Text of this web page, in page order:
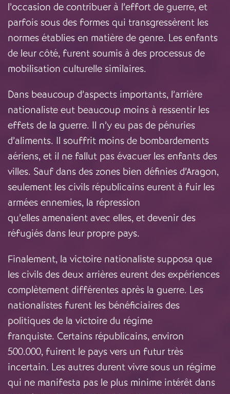
l’occasion de contribuer à l’effort de guerre, et
parfois sous des formes qui transgressèrent les
normes établies en matière de genre. Les enfants
de leur côté, furent soumis à des processus de
mobilisation culturelle similaires.
Dans beaucoup d’aspects importants, l’arrière
nationaliste eut beaucoup moins à ressentir les
effets de la guerre. Il n’y eu pas de pénuries
d’aliments. Il souffrit moins de bombardements
aériens, et il ne fallut pas évacuer les enfants des
villes. Sauf dans des zones bien définies d’Aragon,
seulement les civils républicains eurent à fuir les
armées ennemies, la répression
qu’elles amenaient avec elles, et devenir des
réfugiés dans leur propre pays.
Finalement, la victoire nationaliste supposa que
les civils des deux arrières eurent des expériences
complètement différentes après la guerre. Les
nationalistes furent les bénéficiaires des
politiques de la victoire du régime
franquiste. Certains républicains, environ
500.000, fuirent le pays vers un futur très
incertain. Les autres durent vivre sous un régime
qui ne manifesta pas le plus minime intérêt dans